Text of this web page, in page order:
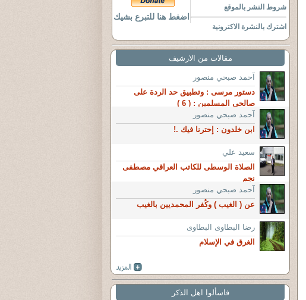
شروط النشر بالموقع
اشترك بالنشرة الاكترونية
اضغط هنا للتبرع بشيك
مقالات من الارشيف
آحمد صبحي منصور
دستور مرسى : وتطبيق حد الردة على
صالحى المسلمين : ( 6 )
آحمد صبحي منصور
ابن خلدون : إحترنا فيك .!
سعيد علي
الصلاة الوسطى للكاتب العراقي مصطفى
نجم
آحمد صبحي منصور
عن ( الغيب ) وكُفر المحمديين بالغيب
رضا البطاوى البطاوى
الغرق في الإسلام
فاسألوا اهل الذكر